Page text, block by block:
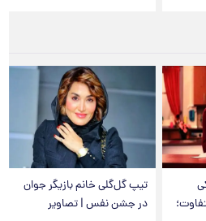
تیپ گل‌گلی خانم بازیگر جوان
در جشن نفس | تصاویر